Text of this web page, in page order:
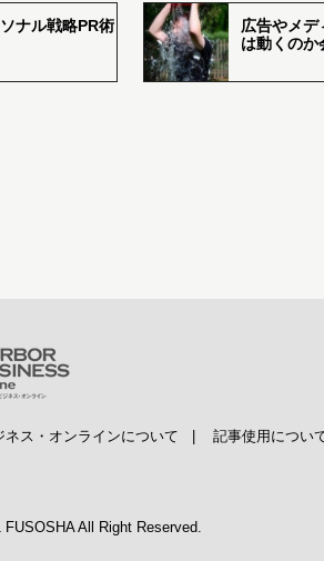
ナル戦略PR術
広告やメデ
は動くのか
ネス・オンラインについて 記事使用につい
FUSOSHA All Right Reserved.